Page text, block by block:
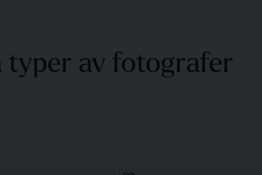
typer av fotografer
spegelreflexkameror.